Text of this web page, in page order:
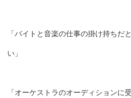
「バイトと音楽の仕事の掛け持ちだ
い」
「オーケストラのオーディションに